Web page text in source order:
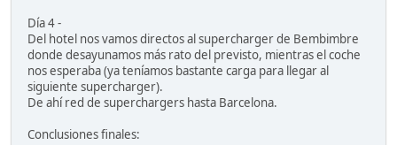
Día 4 -
Del hotel nos vamos directos al supercharger de Bembimbre
donde desayunamos más rato del previsto, mientras el coche
nos esperaba (ya teníamos bastante carga para llegar al
siguiente supercharger).
De ahí red de superchargers hasta Barcelona.
Conclusiones finales: